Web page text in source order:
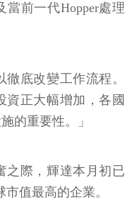
前一代Hopper處理
底改變工作流程。
資正大幅增加，各國
的重要性。」
之際，輝達本月初已
值最高的企業。